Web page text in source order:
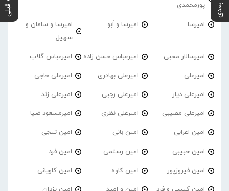
پورمحمدی
امیرسا امیرسا و اَبو
امیرسا و سامان و
سهیل
امیرسالار محبی امیرعباس حسن زاده امیرعباس گلاب
امیرعلی امیرعلی بهادری امیرعلی حاجی
امیرعلی دیار امیرعلی رجبی امیرعلی زند
امیرعلی مصیبی امیرعلی نظری امیرمسعود ضیا
امین اعرابی امین بانی امین تیجی
امین حبیبی امین رستمی امین فرد
امین فیروزپور امین کاوه امین کاویانی